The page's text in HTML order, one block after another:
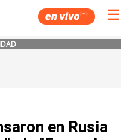
☰
en Rusia